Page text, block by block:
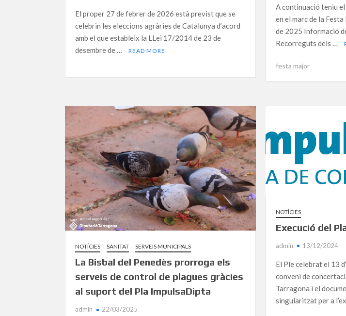
El proper 27 de febrer de 2026 està previst que se
celebrin les eleccions agràries de Catalunya d’acord
amb el que estableix la LLei 17/2014 de 23 de
desembre de …
READ MORE
A continuació teniu
en el marc de la
de 2025 Informació
Recorreguts dels …
festa major
NOTÍCIES SANITAT SERVEIS MUNICIPALS
La Bisbal del Penedès prorroga els
serveis de control de plagues gràcies
al suport del Pla ImpulsaDipta
admin 22/03/2025
NOTÍCIES
Execució del
admin 13/12/2024
El Ple celebrat el 13
conveni de
Tarragona i el
singularitzat per a